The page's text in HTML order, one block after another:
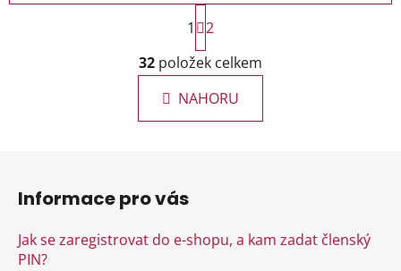
O
v
l
á
d
v
S
t
r
á
n
k
1
2
32 položek celkem
NAHORU
Informace pro vás
Jak se zaregistrovat do e-shopu, a kam zadat členský
PIN?